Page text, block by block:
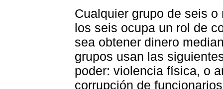
Cualquier grupo de seis
los seis ocupa un rol de
sea obtener dinero
grupos usan las
poder: violencia física, o
corrupción de